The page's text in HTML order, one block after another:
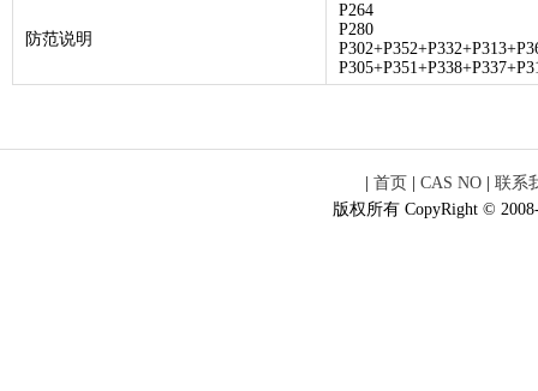
防范说明
P264
P280
首页 CAS NO
联系
版权所有 CopyRight ©